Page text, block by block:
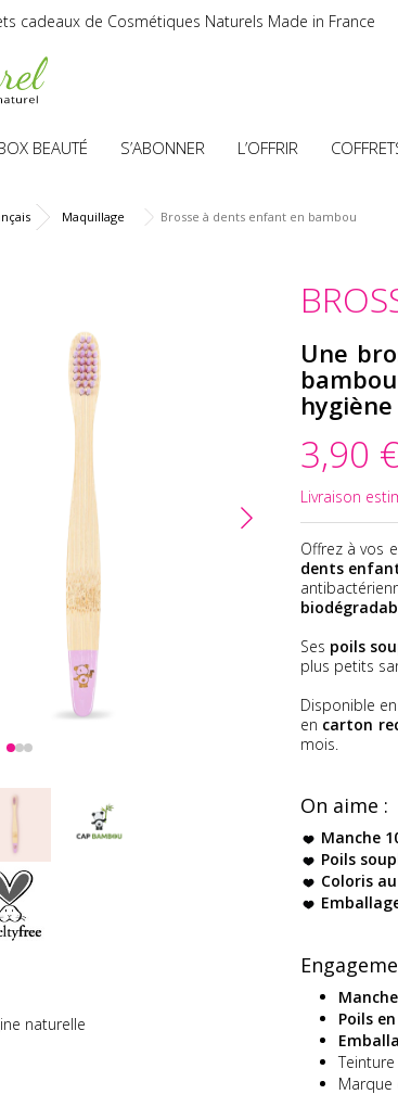
cadeaux de Cosmétiques Naturels Made in France
BEAUTÉ S’ABONNER L’OFFRIR
Maquillage Brosse à dents enfant en bambou
naturelle
Une
3,90 €
Livraison
Offrez à vos
dents
Ses poils
plus petits
Disponible en
en carton
mois.
On aime :
Manche
Poils
Coloris
Poils
Teinture
Marque